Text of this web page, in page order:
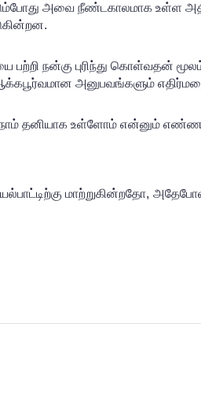
அவை நீண்டகாலமாக உள்ள
நன்கு புரிந்து கொள்வதன்
அனுபவங்களும்
நாம் தனியாக உள்ளோம் என்னும்
மாற்றுகின்றதோ,